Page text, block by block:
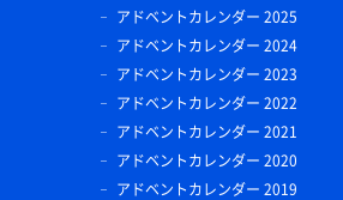
アドベントカレンダー 2025
アドベントカレンダー 2024
アドベントカレンダー 2023
アドベントカレンダー 2022
アドベントカレンダー 2021
アドベントカレンダー 2020
アドベントカレンダー 2019